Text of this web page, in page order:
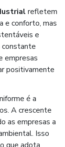
refletem
e conforto, mas
e
empresas
positivamente
é a
A crescente
as empresas a
Isso
que adota